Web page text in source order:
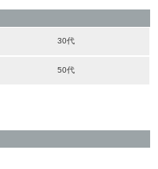
30代
50代